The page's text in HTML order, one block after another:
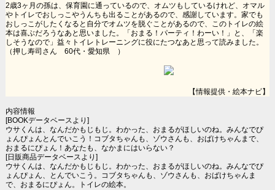
2歳3ヶ月の孫は、保育園に通っているので、オムツもしているけれど、オマル
やトイレでおしっこやうんちも出ることがあるので、感謝しています。家でも
おしっこがしたくなると自分でオムツを脱ぐことがあるので、このトイレの絵
本は喜ぶだろうなあと思いました。「おまる！パーティ！わーい！」と、「楽
しそうなので」益々トイレトレーニングに役にたつなあと思って読みました。
（押し寿司さん 60代・愛知県 ）
【情報提供・絵本ナビ】
内容情報
[BOOKデータベースより]
ウサくんは、なんだかもじもじ。わかった、おまるがほしいのね。みんなでぴ
ょんぴょんとんでいこう！コブタちゃんも、ゾウさんも、おばけちゃんまで、
おまるにぴょん！あなたも、なかまにはいらない？
[日販商品データベースより]
ウサくんは、なんだかもじもじ。わかった、おまるがほしいのね。みんなでぴ
ょんぴょん、とんでいこう。コブタちゃんも、ゾウさんも、おばけちゃんま
で、おまるにぴょん。トイレの絵本。